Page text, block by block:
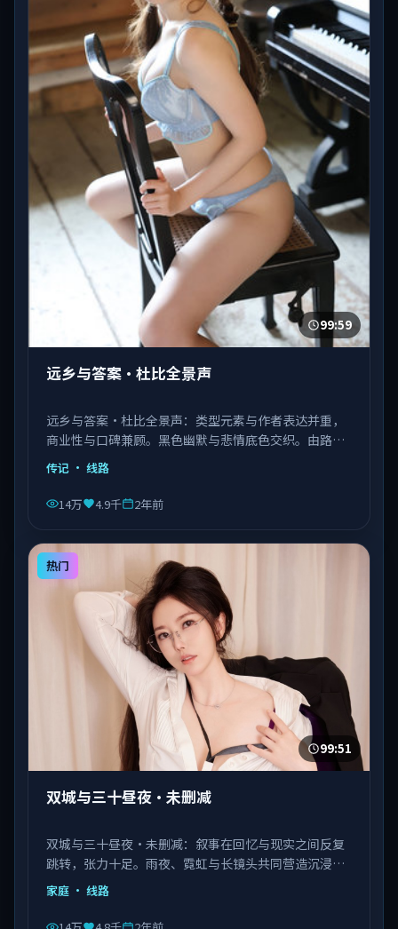
99:59
远乡与答案·杜比全景声
远乡与答案·杜比全景声：类型元素与作者表达并重，
商业性与口碑兼顾。黑色幽默与悲情底色交织。由路阳
执导，张译、肖战、杨紫琼等主演，中国香港出品，类
型为传记。
传记 · 线路
14万 4.9千 2年前
热门
99:51
双城与三十昼夜·未删减
双城与三十昼夜·未删减：叙事在回忆与现实之间反复
跳转，张力十足。雨夜、霓虹与长镜头共同营造沉浸氛
围。由陈凯歌执导，佟丽娅、马丽、瑛太等主演，韩国
出品，类型为家庭。
家庭 · 线路